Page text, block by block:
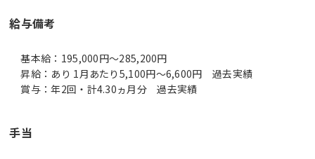
給与備考
基本給：195,000円～285,200円
昇給：あり 1月あたり5,100円～6,600円 過去実績
賞与：年2回・計4.30ヵ月分 過去実績
手当